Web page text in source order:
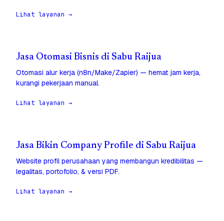
Lihat layanan →
Jasa Otomasi Bisnis di Sabu Raijua
Otomasi alur kerja (n8n/Make/Zapier) — hemat jam kerja,
kurangi pekerjaan manual.
Lihat layanan →
Jasa Bikin Company Profile di Sabu Raijua
Website profil perusahaan yang membangun kredibilitas —
legalitas, portofolio, & versi PDF.
Lihat layanan →